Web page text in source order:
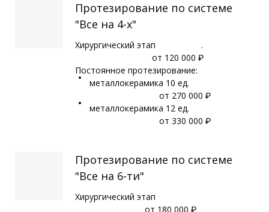
Протезирование по системе
"Все на 4-х"
Хирургический этап .
от 120 000 ₽
Постоянное протезирование:
металлокерамика 10 ед.
от 270 000 ₽
металлокерамика 12 ед.
от 330 000 ₽
Протезирование по системе
"Все на 6-ти"
Хирургический этап
от 180 000 ₽